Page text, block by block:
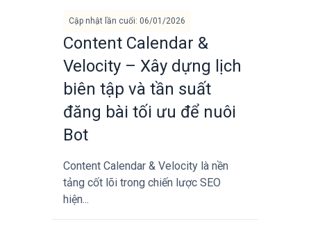
Cập nhật lần cuối: 06/01/2026
Content Calendar &
Velocity – Xây dựng lịch
biên tập và tần suất
đăng bài tối ưu để nuôi
Bot
Content Calendar & Velocity là nền
tảng cốt lõi trong chiến lược SEO
hiện...